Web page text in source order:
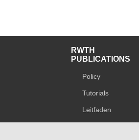
RWTH
PUBLICATIONS
Policy
Tutorials
Leitfaden